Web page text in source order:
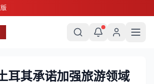
耳其承诺加强旅游领域